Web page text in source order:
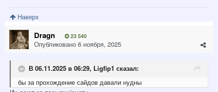
Наверх
Dragn 23 540
Опубликовано 6 ноября, 2025
В 06.11.2025 в 06:29, Ligfip1 сказал:
бы за прохождение сайдов давали нудны